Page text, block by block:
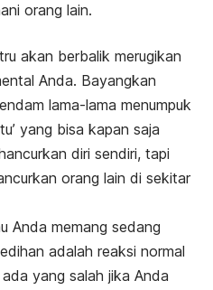
orang lain.
akan berbalik merugikan
Anda. Bayangkan
lama-lama menumpuk
yang bisa kapan saja
diri sendiri, tapi
orang lain di sekitar
Anda memang sedang
adalah reaksi normal
yang salah jika Anda